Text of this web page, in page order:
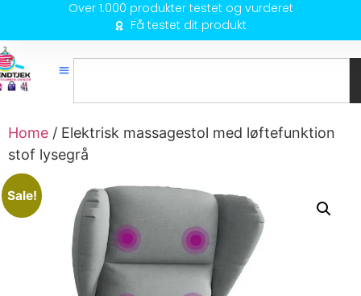
Over 1.000 produkter testet og vurderet
Få testet dit produkt
Home / Elektrisk massagestol med løftefunktion
stof lysegrå
Sale!